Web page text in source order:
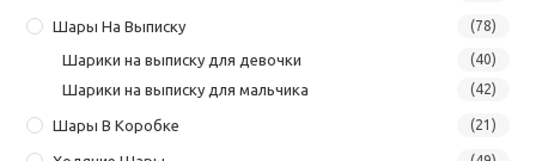
Шары На Выписку (78)
Шарики на выписку для девочки (40)
Шарики на выписку для мальчика (42)
Шары В Коробке (21)